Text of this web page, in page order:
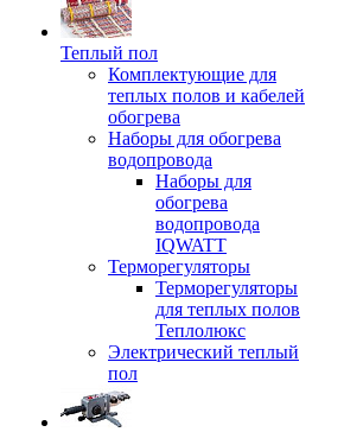
Теплый пол
Комплектующие для
теплых полов и кабелей
обогрева
Наборы для обогрева
водопровода
Наборы для
обогрева
водопровода
IQWATT
Терморегуляторы
Терморегуляторы
для теплых полов
Теплолюкс
Электрический теплый
пол